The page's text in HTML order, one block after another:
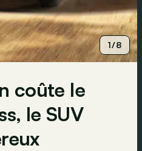
1/8
coûte le
le SUV